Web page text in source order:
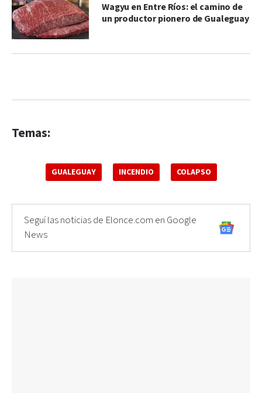
Wagyu en Entre Ríos: el camino de
un productor pionero de Gualeguay
Temas:
GUALEGUAY INCENDIO COLAPSO
Seguí las noticias de Elonce.com en Google
News